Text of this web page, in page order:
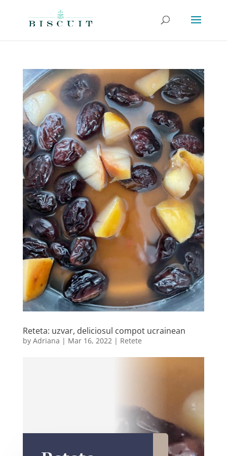
Reteta: uzvar, deliciosul compot ucrainean
by Adriana | Mar 16, 2022| Retete